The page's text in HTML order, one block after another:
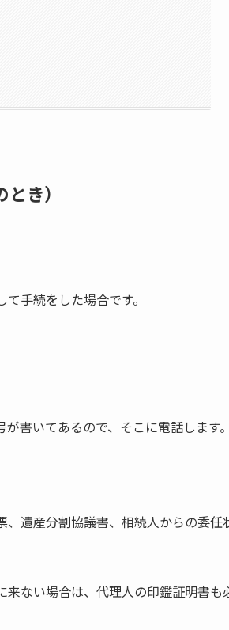
き）
手続をした場合です。
書いてあるので、そこに電話します。
遺産分割協議書、相続人からの委任
来ない場合は、代理人の印鑑証明書も